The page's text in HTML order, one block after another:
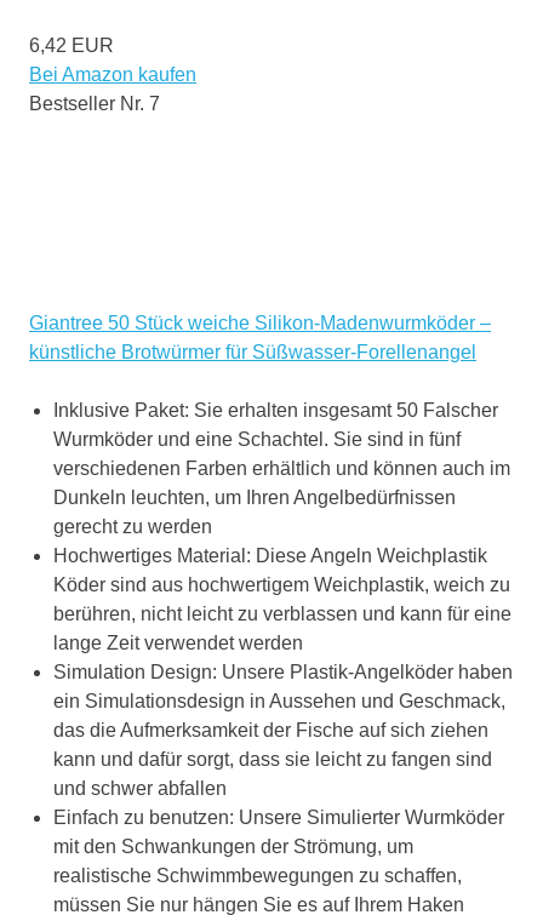
6,42 EUR
Bei Amazon kaufen
Bestseller Nr. 7
Giantree 50 Stück weiche Silikon-Madenwurmköder –
künstliche Brotwürmer für Süßwasser-Forellenangel
Inklusive Paket: Sie erhalten insgesamt 50 Falscher
Wurmköder und eine Schachtel. Sie sind in fünf
verschiedenen Farben erhältlich und können auch im
Dunkeln leuchten, um Ihren Angelbedürfnissen
gerecht zu werden
Hochwertiges Material: Diese Angeln Weichplastik
Köder sind aus hochwertigem Weichplastik, weich zu
berühren, nicht leicht zu verblassen und kann für eine
lange Zeit verwendet werden
Simulation Design: Unsere Plastik-Angelköder haben
ein Simulationsdesign in Aussehen und Geschmack,
das die Aufmerksamkeit der Fische auf sich ziehen
kann und dafür sorgt, dass sie leicht zu fangen sind
und schwer abfallen
Einfach zu benutzen: Unsere Simulierter Wurmköder
mit den Schwankungen der Strömung, um
realistische Schwimmbewegungen zu schaffen,
müssen Sie nur hängen Sie es auf Ihrem Haken